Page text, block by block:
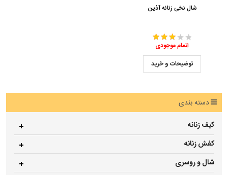
شال نخی زنانه آذین
اتمام موجودی
توضیحات و خرید
دسته بندی
کیف زنانه
کفش زنانه
شال و روسری